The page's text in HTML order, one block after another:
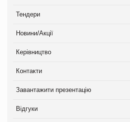
Тендери
Новини/Акції
Керівництво
Контакти
Завантажити презентацію
Відгуки